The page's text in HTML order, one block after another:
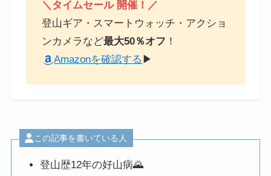
＼タイムセール 開催！／
登山ギア・スマートウォッチ・アクショ
ンカメラなど最大50％オフ ！
Amazonを確認する ▶
この記事を書いている人
登山歴12年の好山病🌄